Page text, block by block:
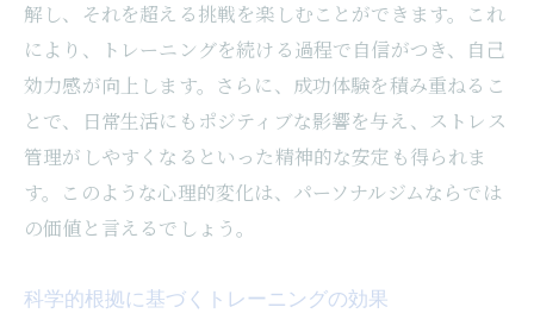
解し、それを超える挑戦を楽しむことができます。これ
により、トレーニングを続ける過程で自信がつき、自己
効力感が向上します。さらに、成功体験を積み重ねるこ
とで、日常生活にもポジティブな影響を与え、ストレス
管理がしやすくなるといった精神的な安定も得られま
す。このような心理的変化は、パーソナルジムならでは
の価値と言えるでしょう。
科学的根拠に基づくトレーニングの効果